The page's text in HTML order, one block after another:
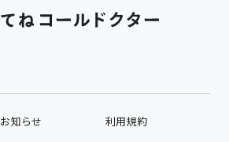
お知らせ
利用規約